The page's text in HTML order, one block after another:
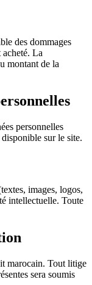
des dommages
La
montant de la
personnelles
sur le site.
images, logos,
intellectuelle. Toute
marocain. Tout litige
sera soumis